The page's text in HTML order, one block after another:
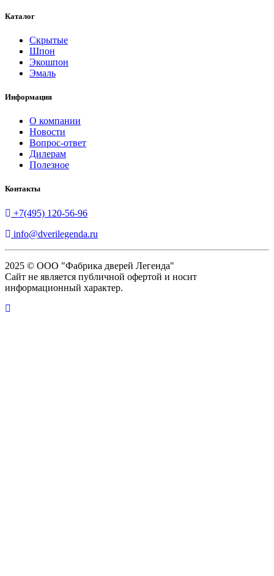
Каталог
Скрытые
Шпон
Экошпон
Эмаль
Информация
О компании
Новости
Вопрос-ответ
Дилерам
Полезное
Контакты
+7(495) 120-56-96
info@dverilegenda.ru
2025 © ООО "Фабрика дверей Легенда"
Сайт не является публичной офертой и носит
информационный характер.